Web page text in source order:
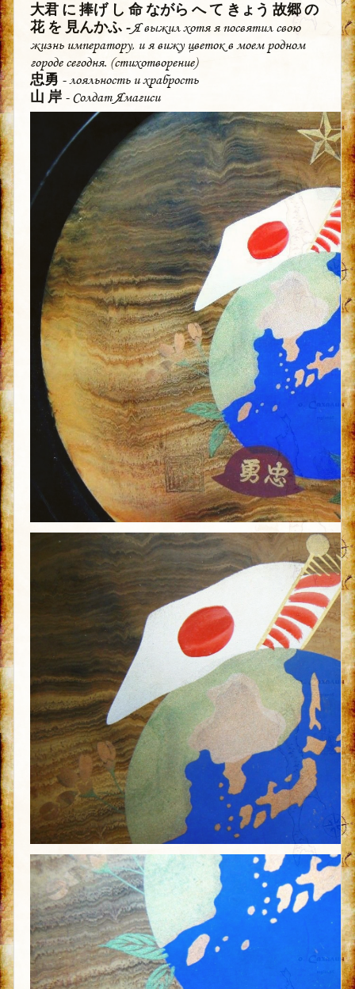
大君 に 捧げ し 命 ながら へ て きょう 故郷 の
花 を 見んかふ -Я выжил хотя я посвятил свою
жизнь императору, и я вижу цветок в моем родном
городе сегодня. (стихотворение)
忠勇 - лояльность и храбрость
山 岸- Солдат Ямагиси